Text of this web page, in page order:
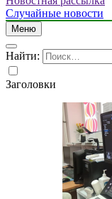
Случайные новости
Меню
Найти:
Заголовки